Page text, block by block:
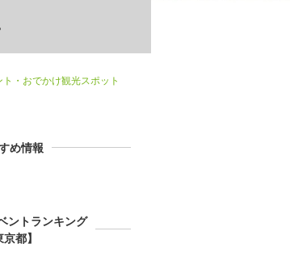
・おでかけ観光スポット
め情報
ントランキング
京都】